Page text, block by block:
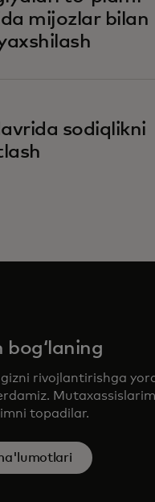
mijozlar bilan
sodiqlikni
bogʻlaning
rivojlantirishga
topadilar.